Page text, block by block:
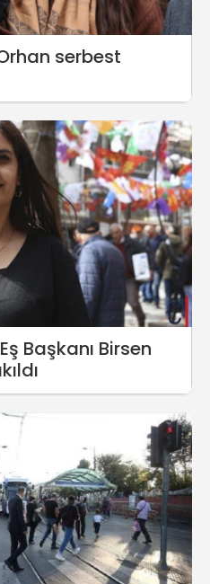
serbest
Başkanı Birsen